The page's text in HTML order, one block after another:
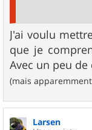
J'ai voulu
que je
Avec un peu de
(mais
Larsen